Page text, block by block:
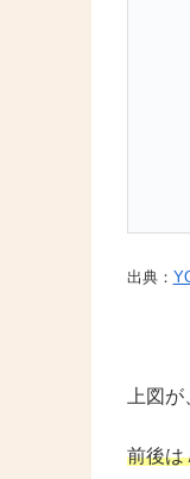
出典：
上図
前後は